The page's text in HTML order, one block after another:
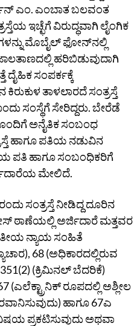
ಎಂ. ಎಂಬಾತ ಬಲವಂತ
ಇಚ್ಛೆಗೆ ವಿರುದ್ಧವಾಗಿ ಲೈಂಗಿಕ
ಮೊಬೈಲ್ ಫೋನ್‌ನಲ್ಲಿ
ಹರಿಬಿಡುವುದಾಗಿ
ದೈಹಿಕ ಸಂಪರ್ಕಕ್ಕೆ
ಕಿರುಕುಳ ತಾಳಲಾರದೆ ಸಂತ್ರಸ್ತೆ
ಸಂಸ್ಥೆಗೆ ಸೇರಿದ್ದರು. ಬೇರೆಡೆ
ಅನೈತಿಕ ಸಂಬಂಧ
ಹಾಗೂ ಪತಿಯ ನಡುವಿನ
ಪತಿ ಹಾಗೂ ಸಂಬಂಧಿಕರಿಗೆ
ಮೇಲಿದೆ.
ಸಂತ್ರಸ್ತೆ ನೀಡಿದ್ದ ದೂರಿನ
ಠಾಣೆಯಲ್ಲಿ ಅರ್ಜಿದಾರೆ ಮತ್ತವರ
ನ್ಯಾಯ ಸಂಹಿತೆ
68 (ಅಧಿಕಾರದಲ್ಲಿರುವ
(ಕ್ರಿಮಿನಲ್ ಬೆದರಿಕೆ)
ರೂಪದಲ್ಲಿ ಅಶ್ಲೀಲ
ಹಾಗೂ 67ಎ
ವಿಷಯ ಪ್ರಕಟಿಸುವುದು ಅಥವಾ